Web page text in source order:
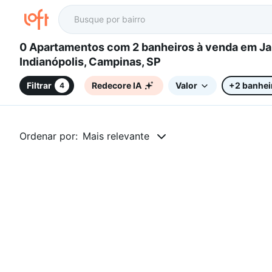
0 Apartamentos com 2 banheiros à venda em Jardim
Indianópolis, Campinas, SP
Filtrar 4 Redecore IA Valor +2
Ordenar por: Mais relevante